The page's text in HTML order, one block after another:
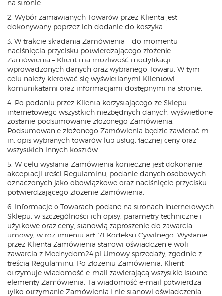
na stronie.
2. Wybór zamawianych Towarów przez Klienta jest
dokonywany poprzez ich dodanie do koszyka.
3. W trakcie składania Zamówienia – do momentu
naciśnięcia przycisku potwierdzającego złożenie
Zamówienia – Klient ma możliwość modyfikacji
wprowadzonych danych oraz wybranego Towaru. W tym
celu należy kierować się wyświetlanymi Klientowi
komunikatami oraz informacjami dostępnymi na stronie.
4. Po podaniu przez Klienta korzystającego ze Sklepu
internetowego wszystkich niezbędnych danych, wyświetlone
zostanie podsumowanie złożonego Zamówienia.
Podsumowanie złożonego Zamówienia będzie zawierać m.
in. opis wybranych towarów lub usług, łącznej ceny oraz
wszystkich innych kosztów.
5. W celu wysłania Zamówienia konieczne jest dokonanie
akceptacji treści Regulaminu, podanie danych osobowych
oznaczonych jako obowiązkowe oraz naciśnięcie przycisku
potwierdzającego złożenie Zamówienia.
6. Informacje o Towarach podane na stronach internetowych
Sklepu, w szczególności ich opisy, parametry techniczne i
użytkowe oraz ceny, stanowią zaproszenie do zawarcia
umowy, w rozumieniu art. 71 Kodeksu Cywilnego. Wysłanie
przez Klienta Zamówienia stanowi oświadczenie woli
zawarcia z Modnydom24.pl Umowy sprzedaży, zgodnie z
treścią Regulaminu. Po złożeniu Zamówienia, Klient
otrzymuje wiadomość e-mail zawierającą wszystkie istotne
elementy Zamówienia. Ta wiadomość e-mail potwierdza
tylko otrzymanie Zamówienia i nie stanowi oświadczenia